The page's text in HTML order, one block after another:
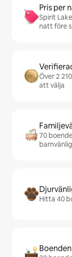
Pris per
Spirit
natt före
Över 2
att välja
70
Hitta 40